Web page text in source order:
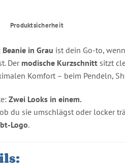
Produktsicherheit
in Grau ist dein Go-to,
Der modische Kurzschnitt sitzt
Komfort – beim Pendeln,
Zwei Looks in einem.
du sie umschlägst oder locker
Logo.